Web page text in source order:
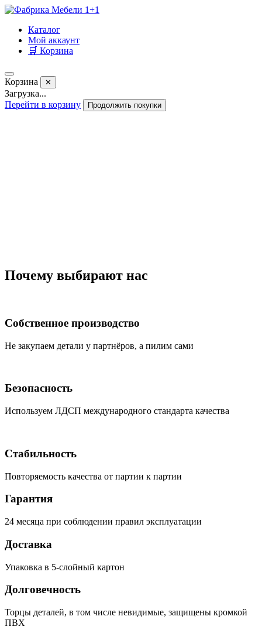
Каталог
Мой аккаунт
🛒 Корзина
Корзина ✕
Загрузка...
Перейти в корзину
Продолжить покупки
Почему выбирают нас
Собственное производство
Не закупаем детали у партнёров, а пилим сами
Безопасность
Используем ЛДСП международного стандарта качества
Стабильность
Повторяемость качества от партии к партии
Гарантия
24 месяца при соблюдении правил эксплуатации
Доставка
Упаковка в 5-слойный картон
Долговечность
Торцы деталей, в том числе невидимые, защищены кромкой
ПВХ